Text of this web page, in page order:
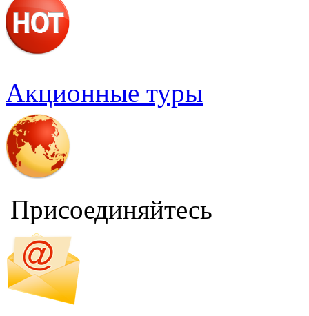
Акционные туры
Присоединяйтесь